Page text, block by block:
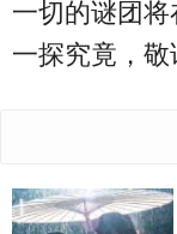
一切的谜团
一探究竟，敬